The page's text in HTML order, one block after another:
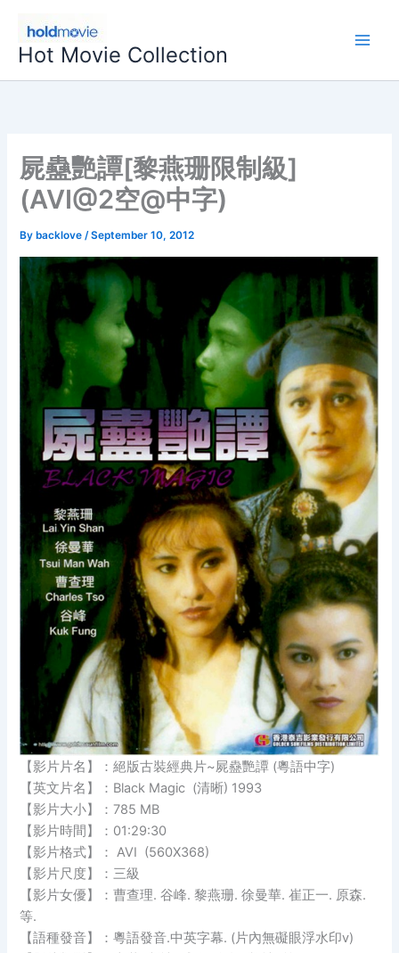
content
Hot Movie Collection
屍蠱艷譚[黎燕珊限制級]
(AVI@2空@中字)
By backlove/September 10, 2012
【影片片名】：絕版古裝經典片~屍蠱艷譚 (粵語中字)
【英文片名】：Black Magic (清晰) 1993
【影片大小】：785 MB
【影片時間】：01:29:30
【影片格式】： AVI (560X368)
【影片尺度】：三級
【影片女優】：曹查理. 谷峰. 黎燕珊. 徐曼華. 崔正一. 原森.
等.
【語種發音】：粵語發音.中英字幕. (片內無礙眼浮水印v)